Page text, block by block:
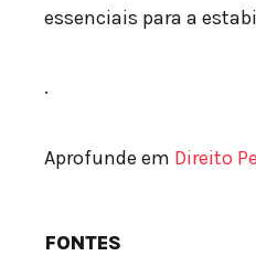
essenciais para a
.
Aprofunde em Direito
FONTES